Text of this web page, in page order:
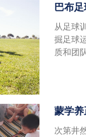
巴布
从足球
掘足球
质和团
蒙学养
次第井